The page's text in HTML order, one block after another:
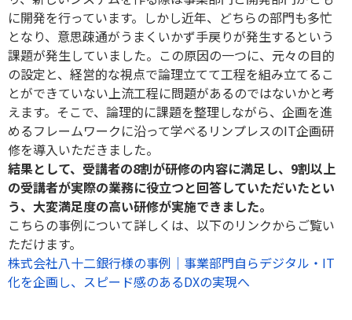
に開発を行っています。しかし近年、どちらの部門も多忙
となり、意思疎通がうまくいかず手戻りが発生するという
課題が発生していました。この原因の一つに、元々の目的
の設定と、経営的な視点で論理立てて工程を組み立てるこ
とができていない上流工程に問題があるのではないかと考
えます。そこで、論理的に課題を整理しながら、企画を進
めるフレームワークに沿って学べるリンプレスのIT企画研
修を導入いただきました。
結果として、受講者の8割が研修の内容に満足し、9割以上
の受講者が実際の業務に役立つと回答していただいたとい
う、大変満足度の高い研修が実施できました。
こちらの事例について詳しくは、以下のリンクからご覧い
ただけます。
株式会社八十二銀行様の事例｜事業部門自らデジタル・IT
化を企画し、スピード感のあるDXの実現へ